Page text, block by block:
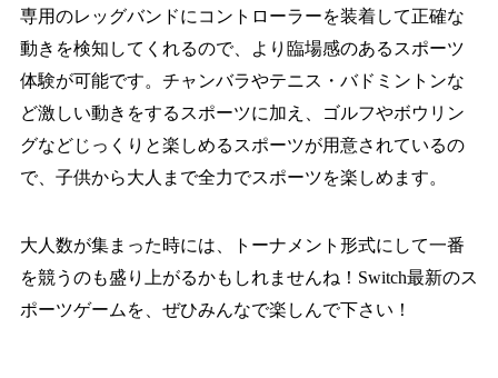
専用のレッグバンドにコントローラーを装着して正確な
動きを検知してくれるので、より臨場感のあるスポーツ
体験が可能です。チャンバラやテニス・バドミントンな
ど激しい動きをするスポーツに加え、ゴルフやボウリン
グなどじっくりと楽しめるスポーツが用意されているの
で、子供から大人まで全力でスポーツを楽しめます。
大人数が集まった時には、トーナメント形式にして一番
を競うのも盛り上がるかもしれませんね！Switch最新のス
ポーツゲームを、ぜひみんなで楽しんで下さい！